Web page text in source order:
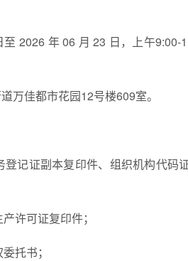
2026 年 06 月 23 日，上午
万佳都市花园12号楼609室。
记证副本复印件、组织机构代码
许可证复印件；
托书；